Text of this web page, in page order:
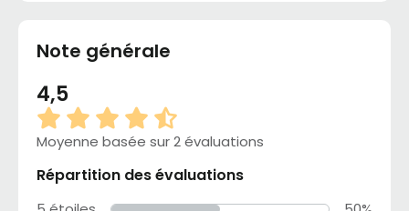
Note générale
4,5
Moyenne basée sur 2 évaluations
Répartition des évaluations